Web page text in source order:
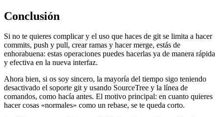
Conclusión
Si no te quieres complicar y el uso que haces de git se limita a hacer
commits, push y pull, crear ramas y hacer merge, estás de
enhorabuena: estas operaciones puedes hacerlas ya de manera rápida
y efectiva en la nueva interfaz.
Ahora bien, si os soy sincero, la mayoría del tiempo sigo teniendo
desactivado el soporte git y usando SourceTree y la línea de
comandos, como hacía antes. El motivo principal: en cuanto quieres
hacer cosas «normales» como un rebase, se te queda corto.